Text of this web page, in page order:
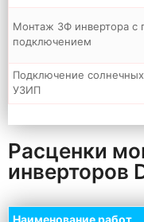
Монтаж 3Ф инвертора с
подключением
Подключение
УЗИП
Расценки
инверторов
Наименование работ